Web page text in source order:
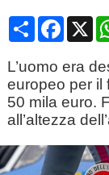
Condividi X
L’uomo era
europeo per il
50 mila euro.
all’altezza